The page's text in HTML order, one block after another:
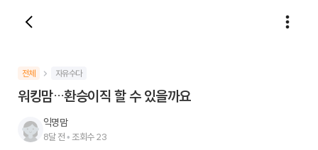
전체 자유수다
워킹맘…환승이직 할 수 있을까요
익명맘
8달 전 • 조회수23